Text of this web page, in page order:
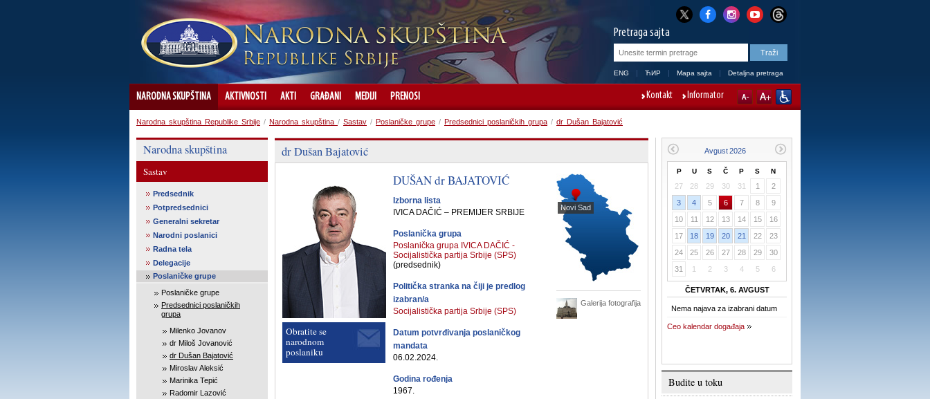
Pretraga sajta
ENG ЋИР Mapa sajta Detaljna pretraga
NARODNA SKUPŠTINA AKTIVNOSTI AKTI GRAĐANI MEDIJI PRENOSI Kontakt Informator
Narodna skupština Republike Srbije / Narodna skupština / Sastav / Poslaničke grupe / Predsednici poslaničkih grupa / dr Dušan Bajatović
Narodna skupština
Sastav
Predsednik
Potpredsednici
Generalni sekretar
Narodni poslanici
Radna tela
Delegacije
Poslaničke grupe
Poslaničke grupe
Predsednici poslaničkih
grupa
Milenko Jovanov
dr Miloš Jovanović
dr Dušan Bajatović
Miroslav Aleksić
Marinika Tepić
Radomir Lazović
dr Dušan Bajatović
Obratite se
narodnom
poslaniku
Novi Sad
Galerija fotografija
DUŠAN drBAJATOVIĆ
Izborna lista
IVICA DAČIĆ – PREMIJER SRBIJE
Poslanička grupa
Poslanička grupa IVICA DAČIĆ -
Socijalistička partija Srbije (SPS)
(predsednik)
Politička stranka na čiji je predlog
izabran/a
Socijalistička partija Srbije (SPS)
Datum potvrđivanja poslaničkog
mandata
06.02.2024.
Godina rođenja
1967.
P U S Č P S N
27 28 29 30 31 1
2
3
4 5 6 7 8
9
10
11 12 13 14 15
16
17
18 19 20 21 22
23
24
25 26 27 28 29
30
31
1 2 3 4 5 6
ČETVRTAK, 6. AVGUST
Nema najava za izabrani datum
Ceo kalendar događaja
Budite u toku